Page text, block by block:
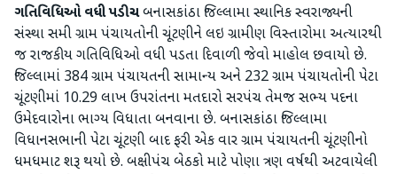
ગતિવિધિઓ વધી પડીચબનાસકાંઠા જિલ્લામા સ્થાનિક સ્વરાજ્યની
સંસ્થા સમી ગ્રામ પંચાયતોની ચૂંટણીને લઇ ગ્રામીણ વિસ્તારોમા અત્યારથી
જ રાજકીય ગતિવિધિઓ વધી પડતા દિવાળી જેવો માહોલ છવાયો છે.
જિલ્લામાં 384 ગ્રામ પંચાયતની સામાન્ય અને 232 ગ્રામ પંચાયતોની પેટા
ચૂંટણીમાં 10.29 લાખ ઉપરાંતના મતદારો સરપંચ તેમજ સભ્ય પદના
ઉમેદવારોના ભાગ્ય વિધાતા બનવાના છે. બનાસકાંઠા જિલ્લામા
વિધાનસભાની પેટા ચૂંટણી બાદ ફરી એક વાર ગ્રામ પંચાયતની ચૂંટણીનો
ધમધમાટ શરૂ થયો છે. બક્ષીપંચ બેઠકો માટે પોણા ત્રણ વર્ષથી અટવાયેલી